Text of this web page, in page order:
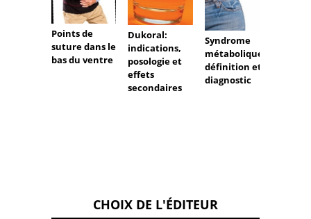
Points de
suture dans le
bas du ventre
Dukoral:
indications,
posologie et
effets
secondaires
Syndrome
métabolique:
définition et
diagnostic
CHOIX DE L'ÉDITEUR